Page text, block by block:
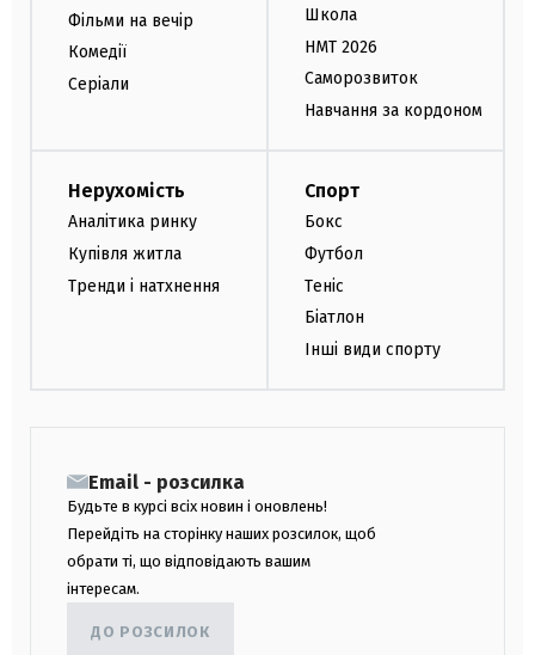
Фільми на вечір
Комедії
Серіали
Школа
НМТ 2026
Саморозвиток
Навчання за кордоном
Нерухомість
Аналітика ринку
Купівля житла
Тренди і натхнення
Спорт
Бокс
Футбол
Теніс
Біатлон
Інші види спорту
Email - розсилка
Будьте в курсі всіх новин і оновлень!
Перейдіть на сторінку наших розсилок, щоб
обрати ті, що відповідають вашим
інтересам.
ДО РОЗСИЛОК